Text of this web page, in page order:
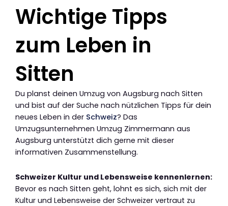
Wichtige Tipps
zum Leben in
Sitten
Du planst deinen Umzug von Augsburg nach Sitten
und bist auf der Suche nach nützlichen Tipps für dein
neues Leben in der Schweiz? Das
Umzugsunternehmen Umzug Zimmermann aus
Augsburg unterstützt dich gerne mit dieser
informativen Zusammenstellung.
Schweizer Kultur und Lebensweise kennenlernen:
Bevor es nach Sitten geht, lohnt es sich, sich mit der
Kultur und Lebensweise der Schweizer vertraut zu